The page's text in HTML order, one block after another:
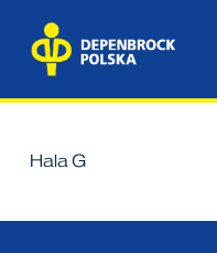
content
Hala G